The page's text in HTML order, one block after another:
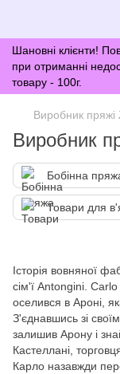
Шановні клієнти!
при отриманні
товару - 100г.
Виробник
Виробник
Бобінна
Товари для
Історія вовняної
сім'ї Antongini.
оселився в Ароні,
З'єднавшись зі
залишив Арону і
Кастеллані,
Карло назавжди